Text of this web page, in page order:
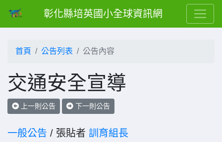
彰化縣培英國小全球資訊網
首頁 公告列表 公告內容
交通安全宣導
上一則公告 下一則公告
一般公告 / 張貼者 訓育組長